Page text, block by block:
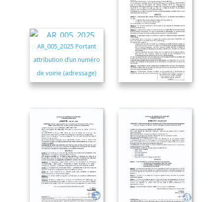
AR_005_2025 Portant
attribution d’un numéro
de voirie (adressage)